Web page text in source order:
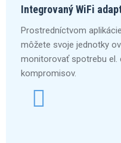
Integrovaný WiFi
Prostredníctvom
môžete svoje jednotky
monitorovať spotrebu el.
kompromisov.